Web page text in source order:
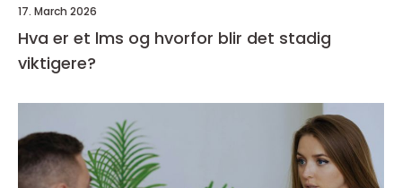
17. March 2026
Hva er et lms og hvorfor blir det stadig
viktigere?